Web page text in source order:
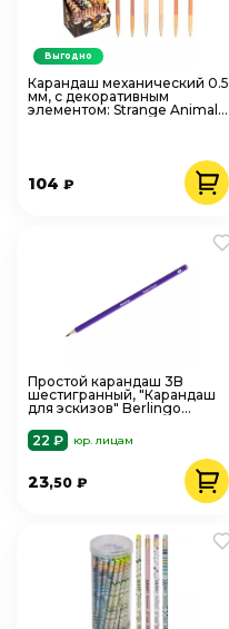
Карандаш механический 0.5
мм, с декоративным
элементом: Strange Animal.
104 ₽
Выгодно
Простой карандаш 3B
шестигранный, "Карандаш
для эскизов" Berlingo
22 ₽
юр. лицам
23,50 ₽